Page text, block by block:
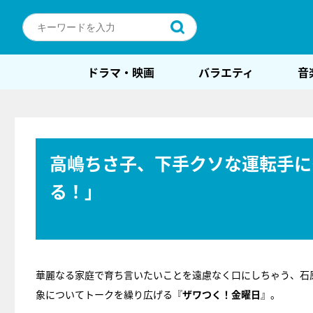
ドラマ・映画 バラエティ 音
高嶋ちさ子、下手クソな運転手
る！」
華麗なる家庭で育ち言いたいことを遠慮なく口にしちゃう、
象についてトークを繰り広げる『ザワつく！金曜日』。